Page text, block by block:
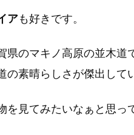
アも好きです。
県のマキノ高原の並木道
の素晴らしさが傑出して
を見てみたいなぁと思っ